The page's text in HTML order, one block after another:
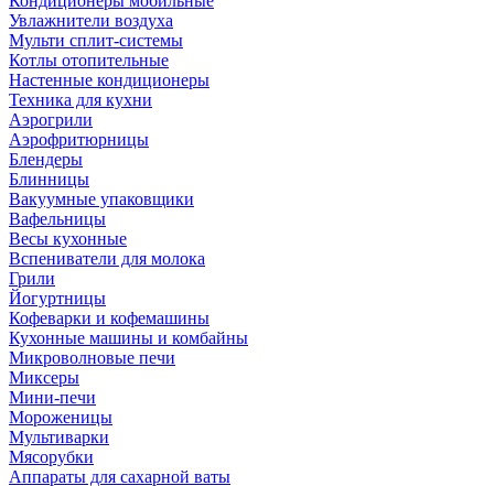
Увлажнители воздуха
Мульти сплит-системы
Котлы отопительные
Настенные кондиционеры
Техника для кухни
Аэрогрили
Аэрофритюрницы
Блендеры
Блинницы
Вакуумные упаковщики
Вафельницы
Весы кухонные
Вспениватели для молока
Грили
Йогуртницы
Кофеварки и кофемашины
Кухонные машины и комбайны
Микроволновые печи
Миксеры
Мини-печи
Мороженицы
Мультиварки
Мясорубки
Аппараты для сахарной ваты